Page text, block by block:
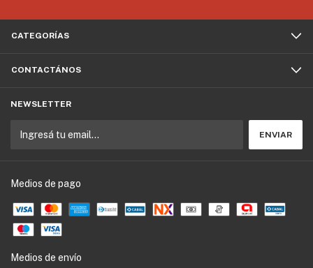
CATEGORÍAS
CONTACTÁNOS
NEWSLETTER
Medios de pago
Medios de envío